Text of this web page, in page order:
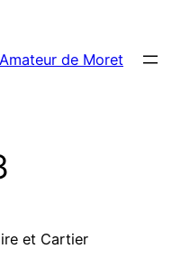
de Moret
et Cartier